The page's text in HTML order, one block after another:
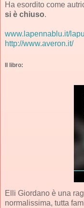
Ha esordito come
si è chiuso.
www.lapennablu.it/
http://www.averon.it/
Il libro:
Elli Giordano è una
normalissima, tutta